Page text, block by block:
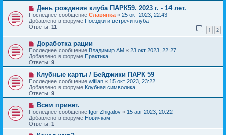
н
и
е
о
о
б
щ
е
и
е
Н
о
в
о
е
с
о
о
б
щ
е
н
и
е
День рождения клуба ПАРК59. 2023 г. - 14 лет.
Последнее сообщение Славянка « 25 окт 2023, 22:43
Добавлено в форуме Поездки и встречи клуба
Ответы: 11 1 2
Н
о
в
о
е
с
о
о
б
щ
е
н
и
е
Доработка рации
Последнее сообщение Владимир АМ « 23 окт 2023, 22:27
Добавлено в форуме Практика
Ответы: 9
Н
о
в
о
е
с
о
о
б
щ
е
Клубные карты / Бейджики ПАРК 59
Последнее сообщение wifilan « 15 окт 2023, 23:22
Добавлено в форуме Клубная символика
Ответы: 9
Н
о
в
о
е
Всем привет.
Последнее сообщение Igor Zhigalov « 15 авг 2023, 20:22
Добавлено в форуме Новичкам
Ответы: 1